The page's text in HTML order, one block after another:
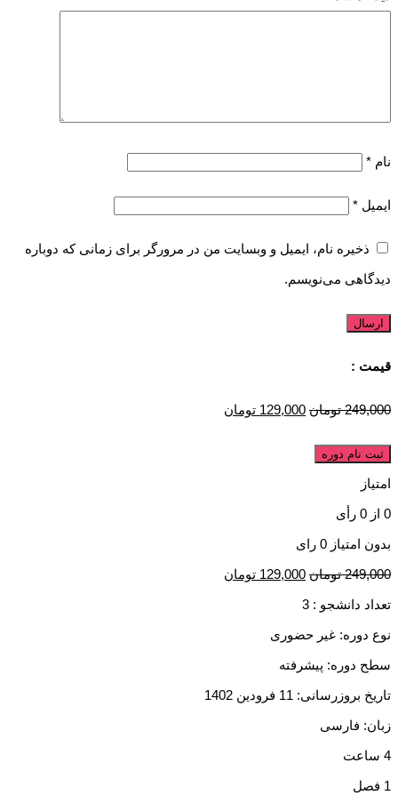
نام *
ایمیل *
ذخیره نام، ایمیل و وبسایت من در مرورگر برای زمانی که دوباره
دیدگاهی می‌نویسم.
قیمت :
249,000 تومان 129,000 تومان
ثبت نام دوره
امتیاز
0 از 0 رأی
بدون امتیاز 0 رای
249,000 تومان 129,000 تومان
تعداد دانشجو : 3
نوع دوره: غیر حضوری
سطح دوره: پیشرفته
تاریخ بروزرسانی: 11 فرودین 1402
زبان: فارسی
4 ساعت
1 فصل